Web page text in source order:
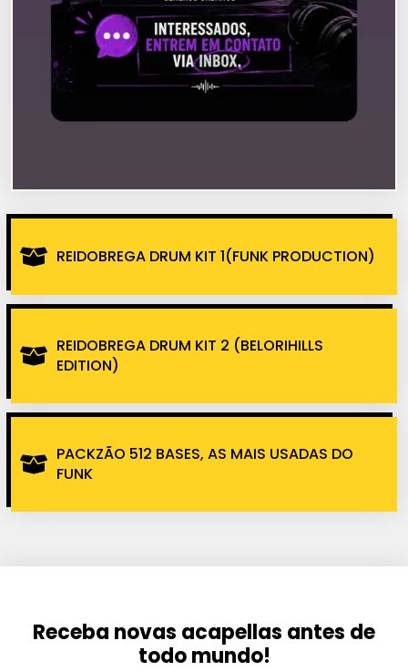
REIDOBREGA DRUM KIT 1(FUNK PRODUCTION)
REIDOBREGA DRUM KIT 2 (BELORIHILLS
EDITION)
PACKZÃO 512 BASES, AS MAIS USADAS DO
FUNK
Receba novas acapellas antes de
todo mundo!